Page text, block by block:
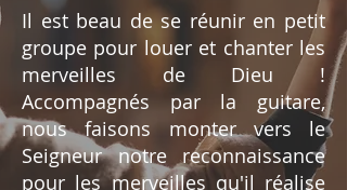
Il est beau de se réunir en petit
groupe pour louer et chanter les
merveilles de Dieu !
Accompagnés par la guitare,
nous faisons monter vers le
Seigneur notre reconnaissance
pour les merveilles qu'il réalise